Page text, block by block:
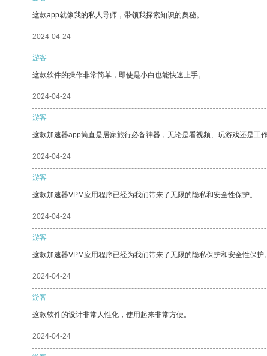
这款app就像我的私人导师，带领我探索知识的奥秘。
2024-04-24
游客
这款软件的操作非常简单，即使是小白也能快速上手。
2024-04-24
游客
这款加速器app简直是居家旅行必备神器，无论是看视频、玩游戏还是工
2024-04-24
游客
这款加速器VPM应用程序已经为我们带来了无限的隐私和安全性保护。
2024-04-24
游客
这款加速器VPM应用程序已经为我们带来了无限的隐私保护和安全性保护。
2024-04-24
游客
这款软件的设计非常人性化，使用起来非常方便。
2024-04-24